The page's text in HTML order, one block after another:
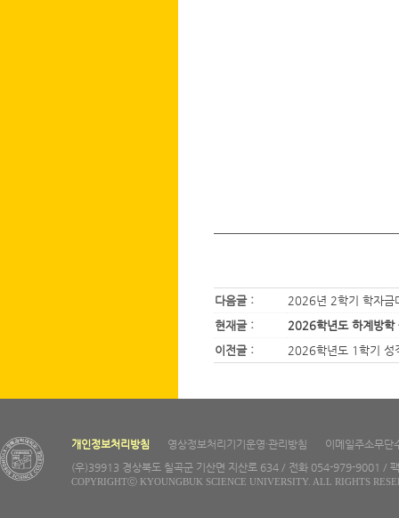
다음글 :
2026년 2학기 학자금
현재글 :
2026학년도 하계방학
이전글 :
2026학년도 1학기 성
개인정보처리방침 영상정보처리기기운영·관리방침
이메일주소무단
(우)39913 경상북도 칠곡군 기산면 지산로 634 / 전화 054-979-9001 /
COPYRIGHTⓒ KYOUNGBUK SCIENCE UNIVERSITY. ALL RIGHTS